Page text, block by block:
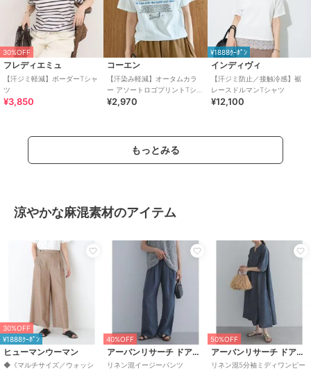
30%OFF
フレディエミュ
【汗ジミ軽減】ボーダーTシャ
ツ
¥3,850
コーエン
【汗染み軽減】オータムカラ
ー アソートロゴプリントTシャ
ツ
¥2,970
¥1888ｸｰﾎﾟﾝ
インディヴィ
【汗ジミ防止／接触冷感】裾
レースドルマンTシャツ
¥12,100
もっとみる
涼やかな麻混素材のアイテム
30%OFF
¥1888ｸｰﾎﾟﾝ
ヒューマンウーマン
◆《マルチサイズ／ウォッシ
40%OFF
アーバンリサーチ ドアーズ
リネン混イージーパンツ
50%OFF
アーバンリサーチ ドアーズ
リネン混5分袖ミディワンピー